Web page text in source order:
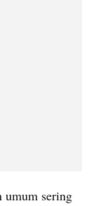
umum sering